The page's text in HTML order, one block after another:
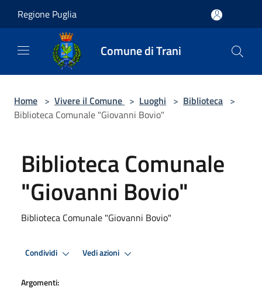
Regione Puglia
Comune di Trani
Home > Vivere il Comune > Luoghi > Biblioteca >
Biblioteca Comunale "Giovanni Bovio"
Biblioteca Comunale
"Giovanni Bovio"
Biblioteca Comunale "Giovanni Bovio"
Condividi Vedi azioni
Argomenti: